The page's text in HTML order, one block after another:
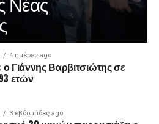
4 ημέρες ago
Γιάννης Βαρβιτσιώτης σε
ετών
3 εβδομάδες ago